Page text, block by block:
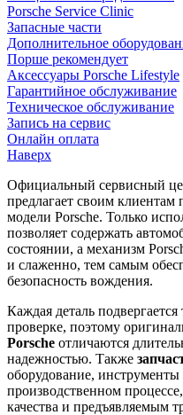
Porsche Service Clinic
Запасные части
Дополнительное
Порше рекомендует
Аксессуары Porsche Lifestyle
Гарантийное обслуживание
Техническое обслуживание
Запись на сервис
Онлайн оплата
Наверх
Официальный сервисный
предлагает своим клиентам
модели Porsche. Только
позволяет содержать
состоянии, а механизм
и слаженно, тем самым
безопасность вождения.
Каждая деталь
проверке, поэтому
Porsche отличаются
надежностью. Также
оборудование,
производственном
качества и предъявляемым